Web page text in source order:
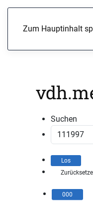
Zum Hauptinhalt
Suchen
000